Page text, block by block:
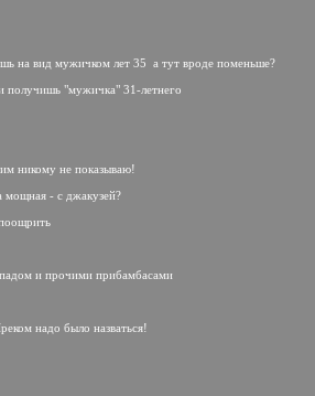
на вид мужичком лет 35 а тут вроде поменьше?
получишь "мужичка" 31-летнего
никому не показываю!
мощная - с джакузей?
и прочими прибамбасами
надо было назваться!